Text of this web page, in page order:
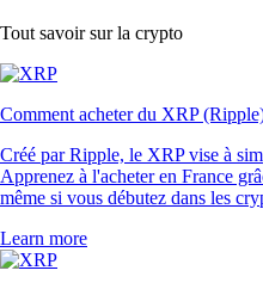
Tout savoir sur la crypto
Comment acheter du XRP
Créé par Ripple, le XRP vise à
Apprenez à l'acheter en France
même si vous débutez dans les
Learn more